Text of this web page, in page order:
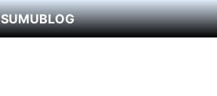
SUMUBLOG